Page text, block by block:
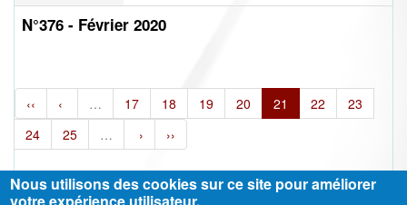
N°376 - Février 2020
‹‹ ‹ … 17 18 19 20 21 22
23
24
25 … › ››
Nous utilisons des cookies sur ce site pour améliorer